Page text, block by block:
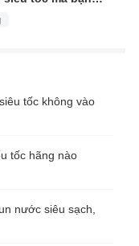
tốc không vào
tốc hãng nào
nước siêu sạch,